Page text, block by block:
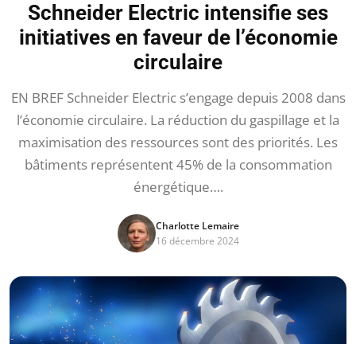
Schneider Electric intensifie ses
initiatives en faveur de l’économie
circulaire
EN BREF Schneider Electric s’engage depuis 2008 dans
l’économie circulaire. La réduction du gaspillage et la
maximisation des ressources sont des priorités. Les
bâtiments représentent 45% de la consommation
énergétique….
Charlotte Lemaire
16 décembre 2024